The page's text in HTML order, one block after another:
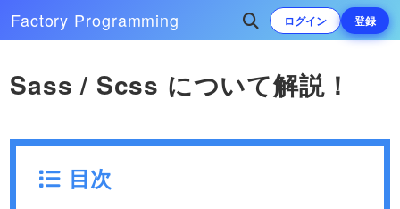
Factory Programming ログイン 登録
Sass / Scss について解説！
目次